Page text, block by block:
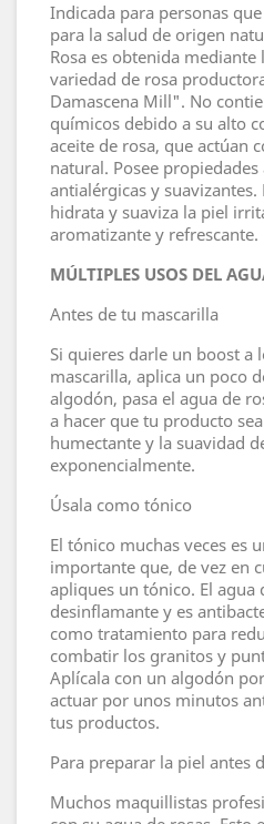
Indicada para personas
para la salud de origen
Rosa es obtenida
variedad de rosa
Damascena Mill". No
químicos debido a su alto
aceite de rosa, que actúan
natural. Posee
antialérgicas y
hidrata y suaviza la piel
aromatizante y refrescante.
MÚLTIPLES USOS DEL
Antes de tu mascarilla
Si quieres darle un boost a
mascarilla, aplica un poco
algodón, pasa el agua de
a hacer que tu producto
humectante y la suavidad
exponencialmente.
Úsala como tónico
El tónico muchas veces es
importante que, de vez en
apliques un tónico. El agua
desinflamante y es
como tratamiento para
combatir los granitos y
Aplícala con un algodón
actuar por unos minutos
tus productos.
Para preparar la piel antes
Muchos maquillistas